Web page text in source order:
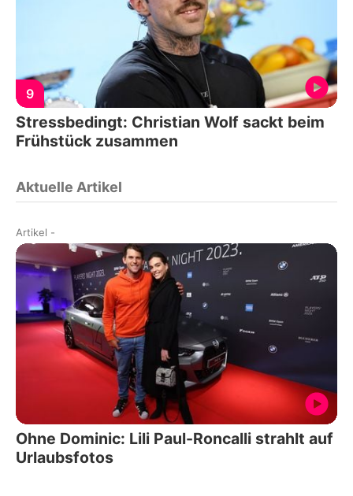
9
Stressbedingt: Christian Wolf sackt beim
Frühstück zusammen
Aktuelle Artikel
Artikel -
Ohne Dominic: Lili Paul-Roncalli strahlt auf
Urlaubsfotos